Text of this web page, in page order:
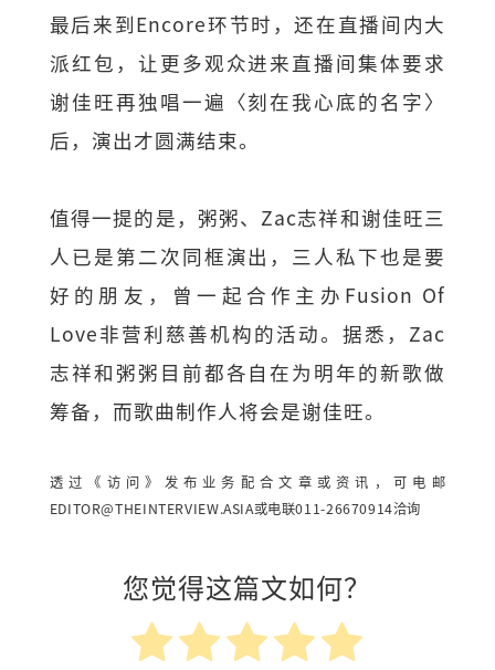
最后来到Encore环节时，还在直播间内大
派红包，让更多观众进来直播间集体要求
谢佳旺再独唱一遍〈刻在我心底的名字〉
后，演出才圆满结束。
值得一提的是，粥粥、Zac志祥和谢佳旺三
人已是第二次同框演出，三人私下也是要
好的朋友，曾一起合作主办Fusion Of
Love非营利慈善机构的活动。据悉，Zac
志祥和粥粥目前都各自在为明年的新歌做
筹备，而歌曲制作人将会是谢佳旺。
透过《访问》发布业务配合文章或资讯，可电邮
EDITOR@THEINTERVIEW.ASIA或电联011-26670914洽询
您觉得这篇文如何？